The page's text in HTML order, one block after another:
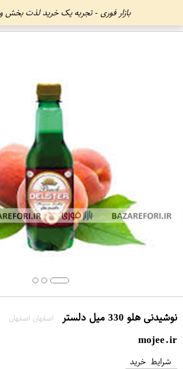
بازار فوری - تجربه یک خرید لذت بخش
نوشیدنی هلو 330 میل دلستر اصفهان اصفهان
mojee.ir
شرایط خرید